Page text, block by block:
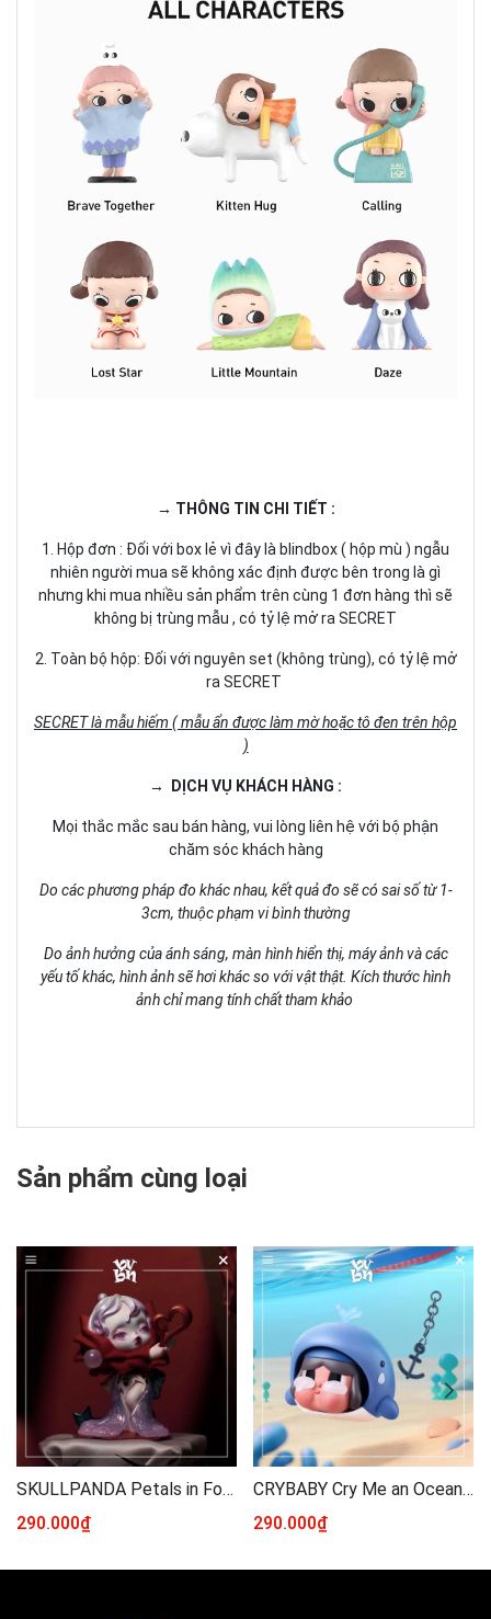
→ THÔNG TIN CHI TIẾT :
1. Hộp đơn : Đối với box lẻ vì đây là blindbox ( hộp mù ) ngẫu
nhiên người mua sẽ không xác định được bên trong là gì
nhưng khi mua nhiều sản phẩm trên cùng 1 đơn hàng thì sẽ
không bị trùng mẫu , có tỷ lệ mở ra SECRET
2. Toàn bộ hộp: Đối với nguyên set (không trùng), có tỷ lệ mở
ra SECRET
SECRET là mẫu hiếm ( mẫu ẩn được làm mờ hoặc tô đen trên hộp
)
→ DỊCH VỤ KHÁCH HÀNG :
Mọi thắc mắc sau bán hàng, vui lòng liên hệ với bộ phận
chăm sóc khách hàng
Do các phương pháp đo khác nhau, kết quả đo sẽ có sai số từ 1-
3cm, thuộc phạm vi bình thường
Do ảnh hưởng của ánh sáng, màn hình hiển thị, máy ảnh và các
yếu tố khác, hình ảnh sẽ hơi khác so với vật thật. Kích thước hình
ảnh chỉ mang tính chất tham khảo
Sản phẩm cùng loại
SKULLPANDA Petals in Four Acts Series Figures Blindbox Series
290.000₫
CRYBABY Cry Me an Ocean Series Figures Blindbox Series
290.000₫